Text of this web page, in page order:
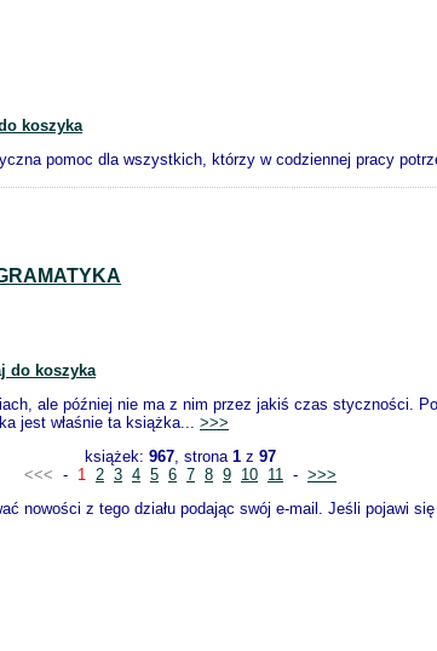
koszyka
pomoc dla wszystkich, którzy w codziennej pracy
do koszyka
ale później nie ma z nim przez jakiś czas styczności.
jest właśnie ta książka... >>>
książek: 967, strona 1 z 97
<<< - 1 2 3 4 5 6 7 8 9 10 11 - >>>
nowości z tego działu podając swój e-mail. Jeśli pojawi